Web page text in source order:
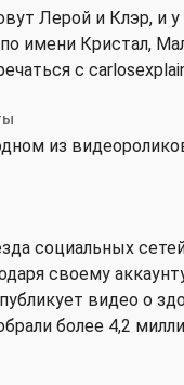
Лерой и Клэр, и
имени Кристал,
с
из
социальных
своему
видео о
более 4,2